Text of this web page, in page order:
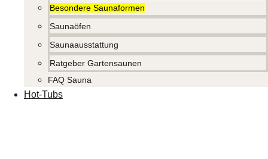
Besondere Saunaformen
Saunaöfen
Saunaausstattung
Ratgeber Gartensaunen
FAQ Sauna
Hot-Tubs